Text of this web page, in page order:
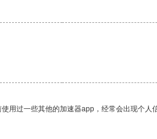
过一些其他的加速器app，经常会出现个人